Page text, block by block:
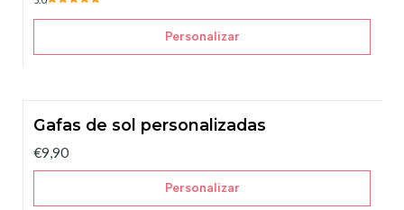
Personalizar
Gafas de sol personalizadas
€9,90
Personalizar